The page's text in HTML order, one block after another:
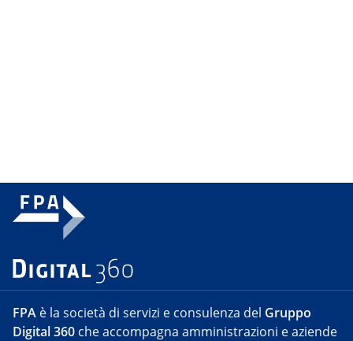
FPA è la società di servizi e consulenza del Gruppo
Digital 360 che accompagna amministrazioni e aziende